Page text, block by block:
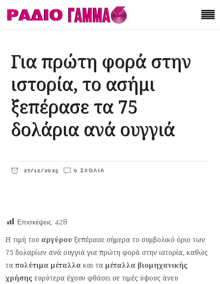
Για πρώτη φορά στην
ιστορία, το ασήμι
ξεπέρασε τα 75
δολάρια ανά ουγγιά
27/12/2025 0 ΣΧΌΛΙΑ
Επισκέψεις: 428
Η τιμή του αργύρου ξεπέρασε σήμερα το συμβολικό όριο των
75 δολαρίων ανά ουγγιά για πρώτη φορά στην ιστορία, καθώς
ταπολύτιμα μέταλλα και τα μέταλλα βιομηχανικής
χρήσης ευρύτερα έχουν φθάσει σε τιμές ύψους άνευ